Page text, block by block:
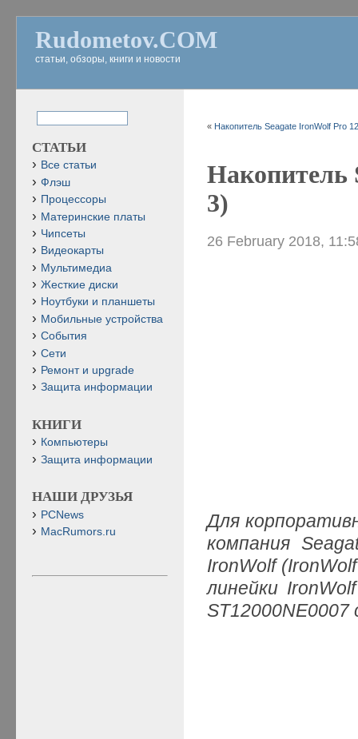
Rudometov.COM
статьи, обзоры, книги и новости
« Накопитель Seagate IronWolf Pro
Накопитель
3)
26 February 2018,
Для
компания
IronWolf
линейки
СТАТЬИ
Все статьи
Флэш
Процессоры
Материнские платы
Чипсеты
Видеокарты
Мультимедиа
Жесткие диски
Ноутбуки и планшеты
Мобильные устройства
События
Сети
Ремонт и upgrade
Защита информации
КНИГИ
Компьютеры
Защита информации
НАШИ ДРУЗЬЯ
PCNews
MacRumors.ru